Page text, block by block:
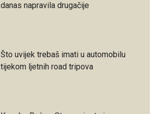
danas napravila drugačije
Što uvijek trebaš imati u automobilu
tijekom ljetnih road tripova